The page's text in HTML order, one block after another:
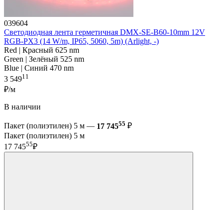
039604
Светодиодная лента герметичная DMX-SE-B60-10mm 12V
RGB-PX3 (14 W/m, IP65, 5060, 5m) (Arlight, -)
Red | Красный 625 nm
Green | Зелёный 525 nm
Blue | Синий 470 nm
3 54911
₽/м
В наличии
Пакет (полиэтилен) 5 м — 17 74555 ₽
Пакет (полиэтилен) 5 м
17 74555₽